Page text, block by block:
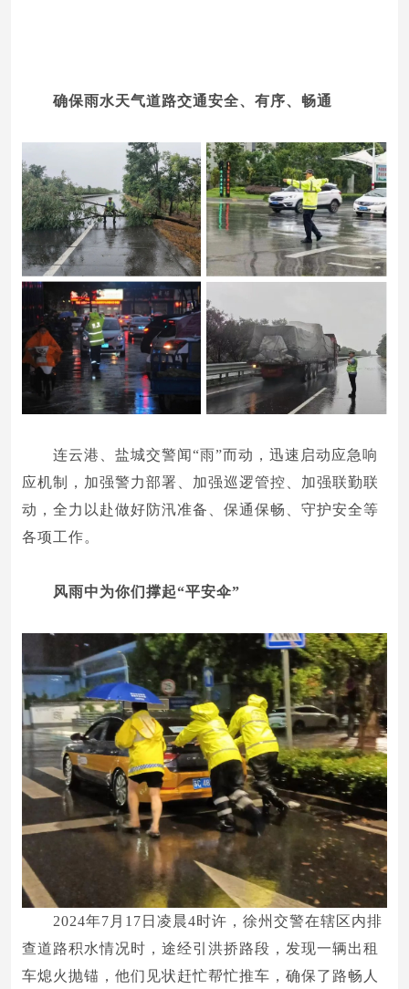
确保雨水天气道路交通安全、有序、畅通
连云港、盐城交警闻“雨”而动，迅速启动应急响
应机制，加强警力部署、加强巡逻管控、加强联勤联
动，全力以赴做好防汛准备、保通保畅、守护安全等
各项工作。
风雨中为你们撑起“平安伞”
2024年7月17日凌晨4时许，徐州交警在辖区内排
查道路积水情况时，途经引洪挢路段，发现一辆出租
车熄火抛锚，他们见状赶忙帮忙推车，确保了路畅人